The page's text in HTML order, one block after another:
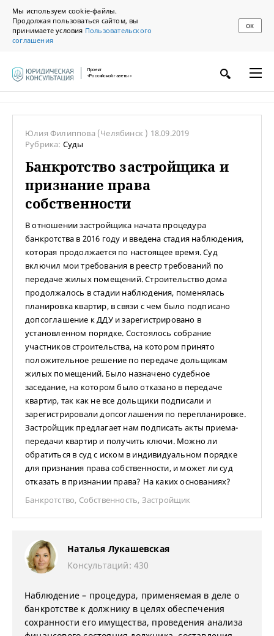
Мы используем cookie-файлы.
Продолжая пользоваться сайтом, вы
принимаете условия Пользовательского
соглашения
ОК
Проект
«Российской газеты»
Юлия Филиппова (Челябинск ) 18.09.2019
Рубрика: Суды
Банкротство застройщика и
признание права
собственности
В отношении застройщика начата процедура
банкротства в 2016 году и введена стадия наблюдения,
которая продолжается по настоящее время. Суд
включил мои требования в реестр требований по
передаче жилых помещений. Строительство дома
продолжалось в стадии наблюдения, поменялась
планировка квартир, в связи с чем было подписано
допсоглашение к ДДУ и зарегистрировано в
установленном порядке. Состоялось собрание
участников строительства, на котором принято
положительное решение по передаче дольщикам
жилых помещений. Было назначено судебное
заседание, на котором было отказано в передаче
квартир, так как не все дольщики подписали и
зарегистрировали допсоглашения по перепланировке.
Застройщик предлагает нам подписать акты приема-
передачи квартир и получить ключи. Можно ли
обратиться в суд с иском в индивидуальном порядке
для признания права собственности, и может ли суд
отказать в признании права? На каких основаниях?
Банкротство, Собственность, Застройщик
Наталья Лукашевская
Консультаций: 430
Наблюдение – процедура, применяемая в деле о
банкротстве к должнику в целях обеспечения
сохранности его имущества, проведения анализа